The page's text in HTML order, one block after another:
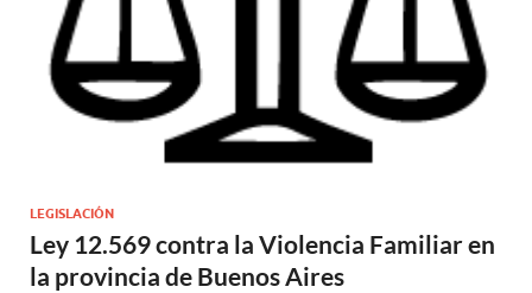
LEGISLACIÓN
Ley 12.569 contra la Violencia Familiar en
la provincia de Buenos Aires